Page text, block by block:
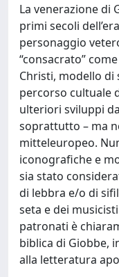
La venerazione di
primi secoli
personaggio
“consacrato”
Christi, modello di
percorso cultuale
ulteriori sviluppi
soprattutto – ma
mitteleuropeo.
iconografiche e
sia stato
di lebbra e/o di
seta e dei
patronati è
biblica di Giobbe,
alla letteratura